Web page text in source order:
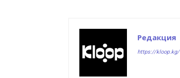
Редакция
https://kloop.kg/